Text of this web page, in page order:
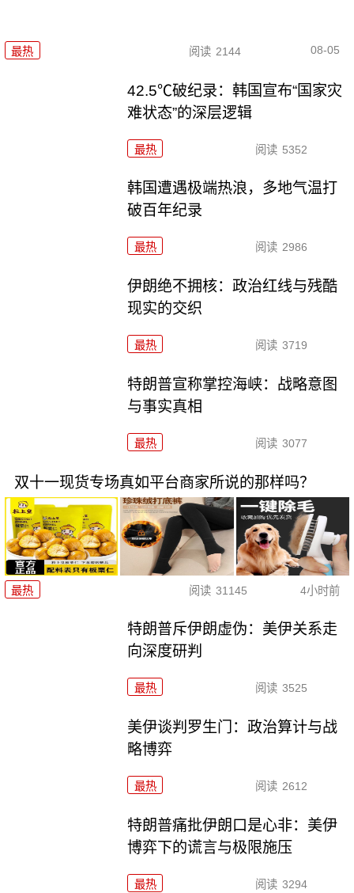
最热 阅读 2144 08-05
42.5℃破纪录：韩国宣布“国家灾
难状态”的深层逻辑
最热 阅读 5352
韩国遭遇极端热浪，多地气温打
破百年纪录
最热 阅读 2986
伊朗绝不拥核：政治红线与残酷
现实的交织
最热 阅读 3719
特朗普宣称掌控海峡：战略意图
与事实真相
最热 阅读 3077
双十一现货专场真如平台商家所说的那样吗？
最热 阅读 31145 4小时前
特朗普斥伊朗虚伪：美伊关系走
向深度研判
最热 阅读 3525
美伊谈判罗生门：政治算计与战
略博弈
最热 阅读 2612
特朗普痛批伊朗口是心非：美伊
博弈下的谎言与极限施压
最热 阅读 3294